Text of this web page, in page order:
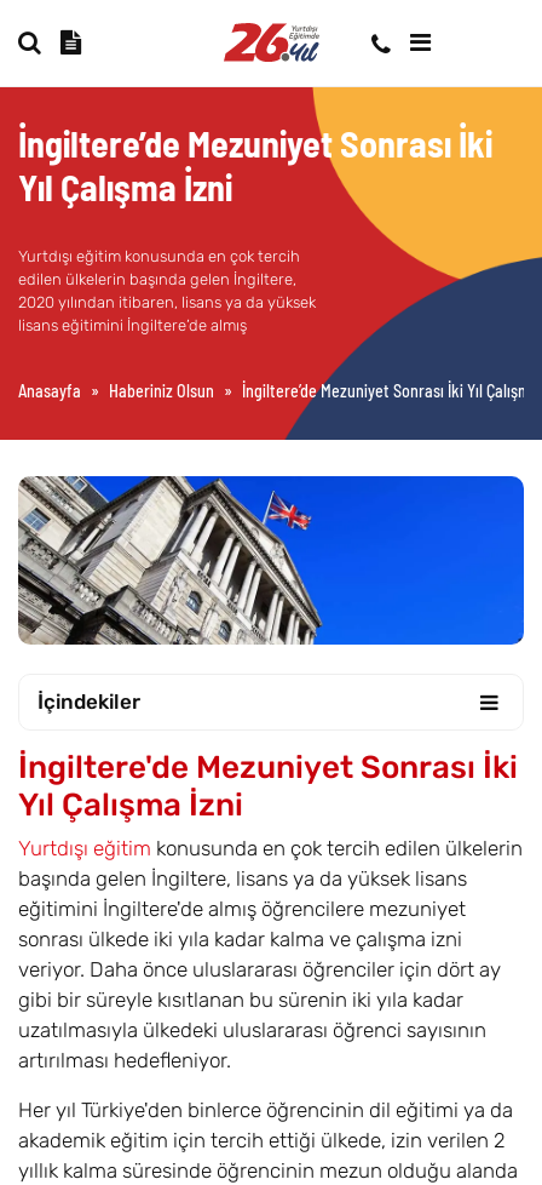
İngiltere’de Mezuniyet Sonrası İki
Yıl Çalışma İzni
Yurtdışı eğitim konusunda en çok tercih
edilen ülkelerin başında gelen İngiltere,
2020 yılından itibaren, lisans ya da yüksek
lisans eğitimini İngiltere’de almış
Anasayfa » Haberiniz Olsun » İngiltere’de Mezuniyet Sonrası İki Yıl
İçindekiler
İngiltere'de Mezuniyet Sonrası İki
Yıl Çalışma İzni
Yurtdışı eğitim konusunda en çok tercih edilen ülkelerin
başında gelen İngiltere, lisans ya da yüksek lisans
eğitimini İngiltere'de almış öğrencilere mezuniyet
sonrası ülkede iki yıla kadar kalma ve çalışma izni
veriyor. Daha önce uluslararası öğrenciler için dört ay
gibi bir süreyle kısıtlanan bu sürenin iki yıla kadar
uzatılmasıyla ülkedeki uluslararası öğrenci sayısının
artırılması hedefleniyor.
Her yıl Türkiye'den binlerce öğrencinin dil eğitimi ya da
akademik eğitim için tercih ettiği ülkede, izin verilen 2
yıllık kalma süresinde öğrencinin mezun olduğu alanda